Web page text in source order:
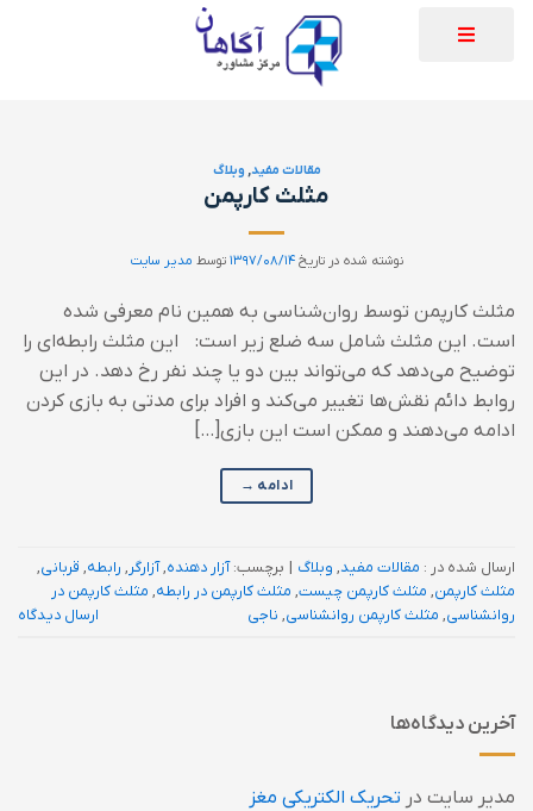
مقالات مفید, وبلاگ
مثلث کارپمن
نوشته شده در تاریخ۱۳۹۷/۰۸/۱۴ توسط مدیر سایت
مثلث کارپمن توسط روان‌شناسی به همین نام معرفی شده
است. این مثلث شامل سه ضلع زیر است: این مثلث رابطه‌ای را
توضیح می‌دهد که می‌تواند بین دو یا چند نفر رخ دهد. در این
روابط دائم نقش‌ها تغییر می‌کند و افراد برای مدتی به بازی کردن
ادامه می‌دهند و ممکن است این بازی[…]
ادامه →
ارسال شده در : مقالات مفید, وبلاگ | برچسب:آزار دهنده,آزارگر, رابطه, قربانی,
مثلث کارپمن, مثلث کارپمن چیست, مثلث کارپمن در رابطه, مثلث کارپمن در
روانشناسی, مثلث کارپمن روانشناسی, ناجی ارسال دیدگاه
آخرین دیدگاه‌ها
مدیر سایت در تحریک الکتریکی مغز